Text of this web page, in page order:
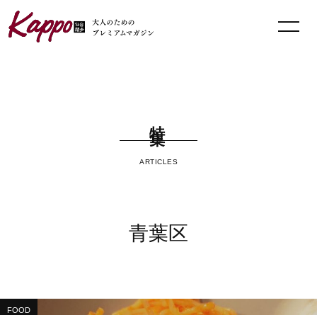
ARTICLES
青葉区
FOOD